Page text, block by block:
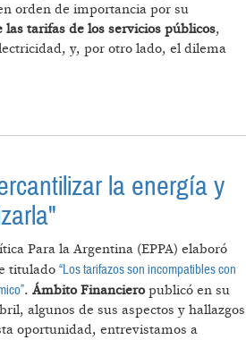
orden de importancia por su
tarifas de los servicios públicos,
y, por otro lado, el dilema
la energía y
Para la Argentina (EPPA) elaboró
titulado “Los tarifazos son incompatibles con
. Ámbito Financieropublicó en su
algunos de sus aspectos y hallazgos
oportunidad, entrevistamos a